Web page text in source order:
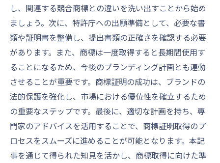
し、関連する競合商標との違いを洗い出すことから始め
ましょう。次に、特許庁への出願準備として、必要な書
類や証明書を整備し、提出書類の正確さを確認する必要
があります。また、商標は一度取得すると長期間使用す
ることになるため、今後のブランディング計画とも連動
させることが重要です。商標証明の成功は、ブランドの
法的保護を強化し、市場における優位性を確立するため
の重要なステップです。最後に、適切な計画を持ち、専
門家のアドバイスを活用することで、商標証明取得のプ
ロセスをスムーズに進めることが可能となります。本記
事を通じて得られた知見を活かし、商標取得に向けた準